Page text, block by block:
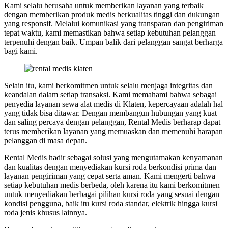
Kami selalu berusaha untuk memberikan layanan yang terbaik
dengan memberikan produk medis berkualitas tinggi dan dukungan
yang responsif. Melalui komunikasi yang transparan dan pengiriman
tepat waktu, kami memastikan bahwa setiap kebutuhan pelanggan
terpenuhi dengan baik. Umpan balik dari pelanggan sangat berharga
bagi kami.
Selain itu, kami berkomitmen untuk selalu menjaga integritas dan
keandalan dalam setiap transaksi. Kami memahami bahwa sebagai
penyedia layanan sewa alat medis di Klaten, kepercayaan adalah hal
yang tidak bisa ditawar. Dengan membangun hubungan yang kuat
dan saling percaya dengan pelanggan, Rental Medis berharap dapat
terus memberikan layanan yang memuaskan dan memenuhi harapan
pelanggan di masa depan.
Rental Medis hadir sebagai solusi yang mengutamakan kenyamanan
dan kualitas dengan menyediakan kursi roda berkondisi prima dan
layanan pengiriman yang cepat serta aman. Kami mengerti bahwa
setiap kebutuhan medis berbeda, oleh karena itu kami berkomitmen
untuk menyediakan berbagai pilihan kursi roda yang sesuai dengan
kondisi pengguna, baik itu kursi roda standar, elektrik hingga kursi
roda jenis khusus lainnya.